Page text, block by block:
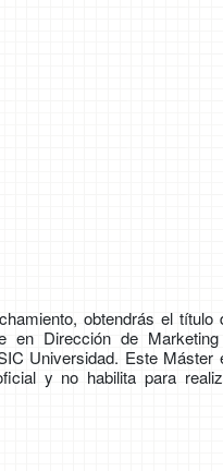
obtendrás el título
en Dirección de
Universidad. Este Máster
y no habilita para